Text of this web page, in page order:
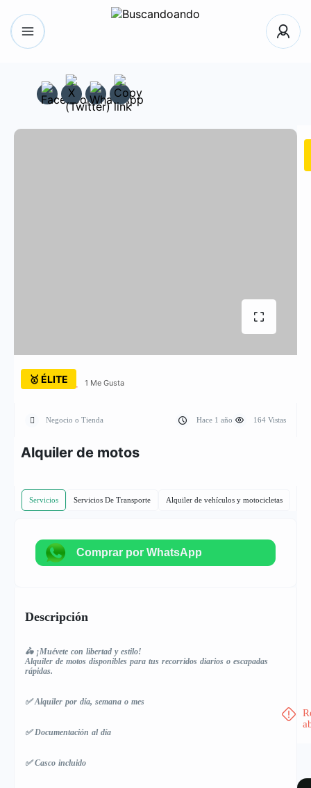
🥇 ÉLITE 1 Me Gusta
Negocio o Tienda Hace 1 año 164 Vistas
Alquiler de motos
Servicios Servicios De Transporte Alquiler de vehículos y motocicletas
Comprar por WhatsApp
Descripción
🛵 ¡Muévete con libertad y estilo!
Alquiler de motos disponibles para tus recorridos diarios o escapadas
rápidas.
✅ Alquiler por día, semana o mes
✅ Documentación al día
✅ Casco incluido